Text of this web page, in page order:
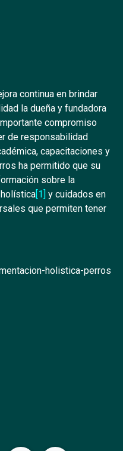
continua en brindar
la dueña y fundadora
compromiso
de responsabilidad
capacitaciones y
ha permitido que su
sobre la
[1] y cuidados en
que permiten tener
holistica-perros